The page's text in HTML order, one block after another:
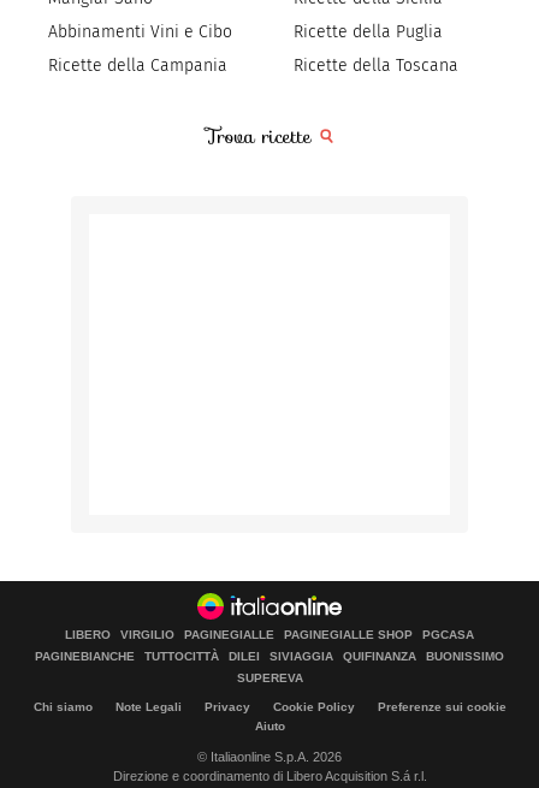
Abbinamenti Vini e Cibo
Ricette della Campania
Ricette della Puglia
Ricette della Toscana
Trova ricette
LIBERO VIRGILIO PAGINEGIALLE PAGINEGIALLE SHOP
PGCASA
PAGINEBIANCHE
TUTTOCITTÀ DILEI SIVIAGGIA QUIFINANZA
BUONISSIMO
SUPEREVA
Chi siamo Note Legali Privacy Cookie Policy
Preferenze sui cookie
Aiuto
© Italiaonline S.p.A. 2026
Direzione e coordinamento di Libero Acquisition S.á r.l.